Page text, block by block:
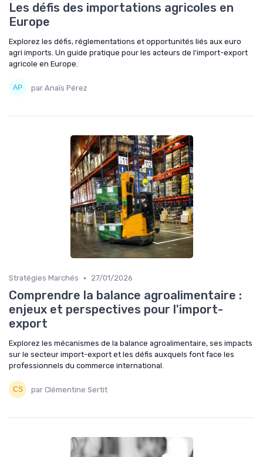
Les défis des importations agricoles en
Europe
Explorez les défis, réglementations et opportunités liés aux euro
agri imports. Un guide pratique pour les acteurs de l'import-export
agricole en Europe.
par Anaïs Pérez
Stratégies Marchés • 27/01/2026
Comprendre la balance agroalimentaire :
enjeux et perspectives pour l'import-
export
Explorez les mécanismes de la balance agroalimentaire, ses impacts
sur le secteur import-export et les défis auxquels font face les
professionnels du commerce international.
par Clémentine Sertit